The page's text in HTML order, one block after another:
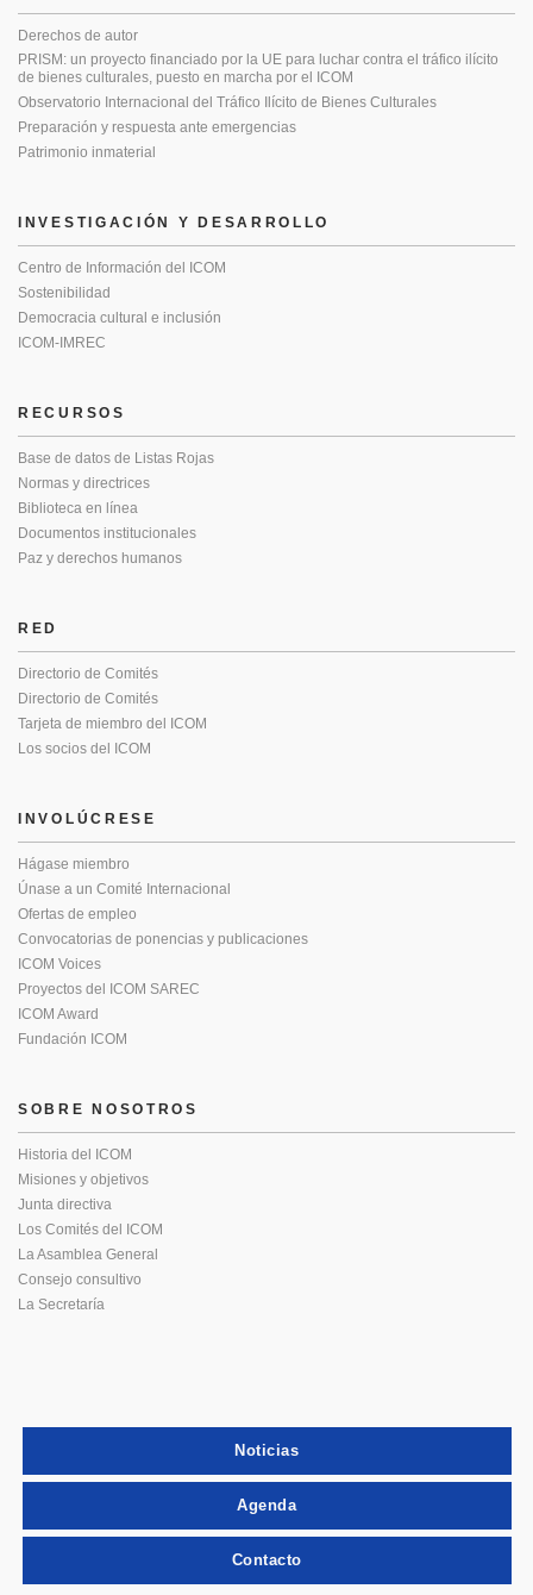
Derechos de autor
PRISM: un proyecto financiado por la UE para luchar contra el tráfico ilícito
de bienes culturales, puesto en marcha por el ICOM
Observatorio Internacional del Tráfico Ilícito de Bienes Culturales
Preparación y respuesta ante emergencias
Patrimonio inmaterial
INVESTIGACIÓN Y DESARROLLO
Centro de Información del ICOM
Sostenibilidad
Democracia cultural e inclusión
ICOM-IMREC
RECURSOS
Base de datos de Listas Rojas
Normas y directrices
Biblioteca en línea
Documentos institucionales
Paz y derechos humanos
RED
Directorio de Comités
Directorio de Comités
Tarjeta de miembro del ICOM
Los socios del ICOM
INVOLÚCRESE
Hágase miembro
Únase a un Comité Internacional
Ofertas de empleo
Convocatorias de ponencias y publicaciones
ICOM Voices
Proyectos del ICOM SAREC
ICOM Award
Fundación ICOM
SOBRE NOSOTROS
Historia del ICOM
Misiones y objetivos
Junta directiva
Los Comités del ICOM
La Asamblea General
Consejo consultivo
La Secretaría
Noticias
Agenda
Contacto